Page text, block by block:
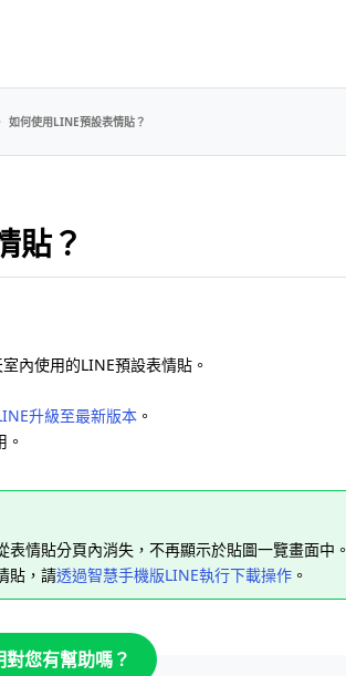
如何使用LINE預設表情貼？
貼？
內使用的LINE預設表情貼。
升級至最新版本 。
情貼分頁內消失，不再顯示於貼圖一覽畫面中。
貼，請透過智慧手機版LINE執行下載操作 。
對您有幫助嗎？